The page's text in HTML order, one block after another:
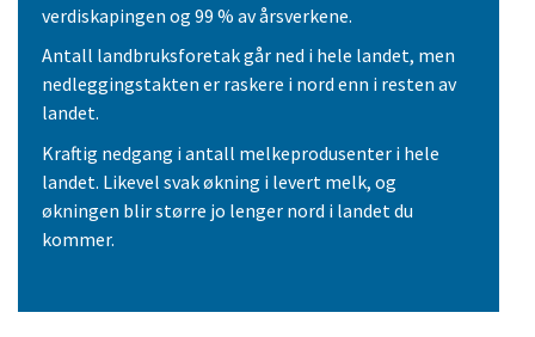
verdiskapingen og 99 % av årsverkene.
Antall landbruksforetak går ned i hele landet, men
nedleggingstakten er raskere i nord enn i resten av
landet.
Kraftig nedgang i antall melkeprodusenter i hele
landet. Likevel svak økning i levert melk, og
økningen blir større jo lenger nord i landet du
kommer.